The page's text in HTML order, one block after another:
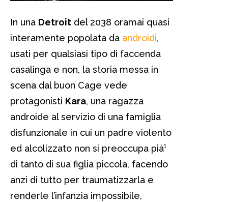
In una Detroit del 2038 oramai quasi
interamente popolata da androidi,
usati per qualsiasi tipo di faccenda
casalinga e non, la storia messa in
scena dal buon Cage vede
protagonisti Kara, una ragazza
androide al servizio di una famiglia
disfunzionale in cui un padre violento
ed alcolizzato non si preoccupa pià¹
di tanto di sua figlia piccola, facendo
anzi di tutto per traumatizzarla e
renderle l’infanzia impossibile,